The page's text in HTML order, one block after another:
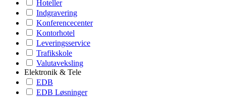
Hoteller
Indgravering
Konferencecenter
Kontorhotel
Leveringsservice
Trafikskole
Valutaveksling
Elektronik & Tele
EDB
EDB Løsninger